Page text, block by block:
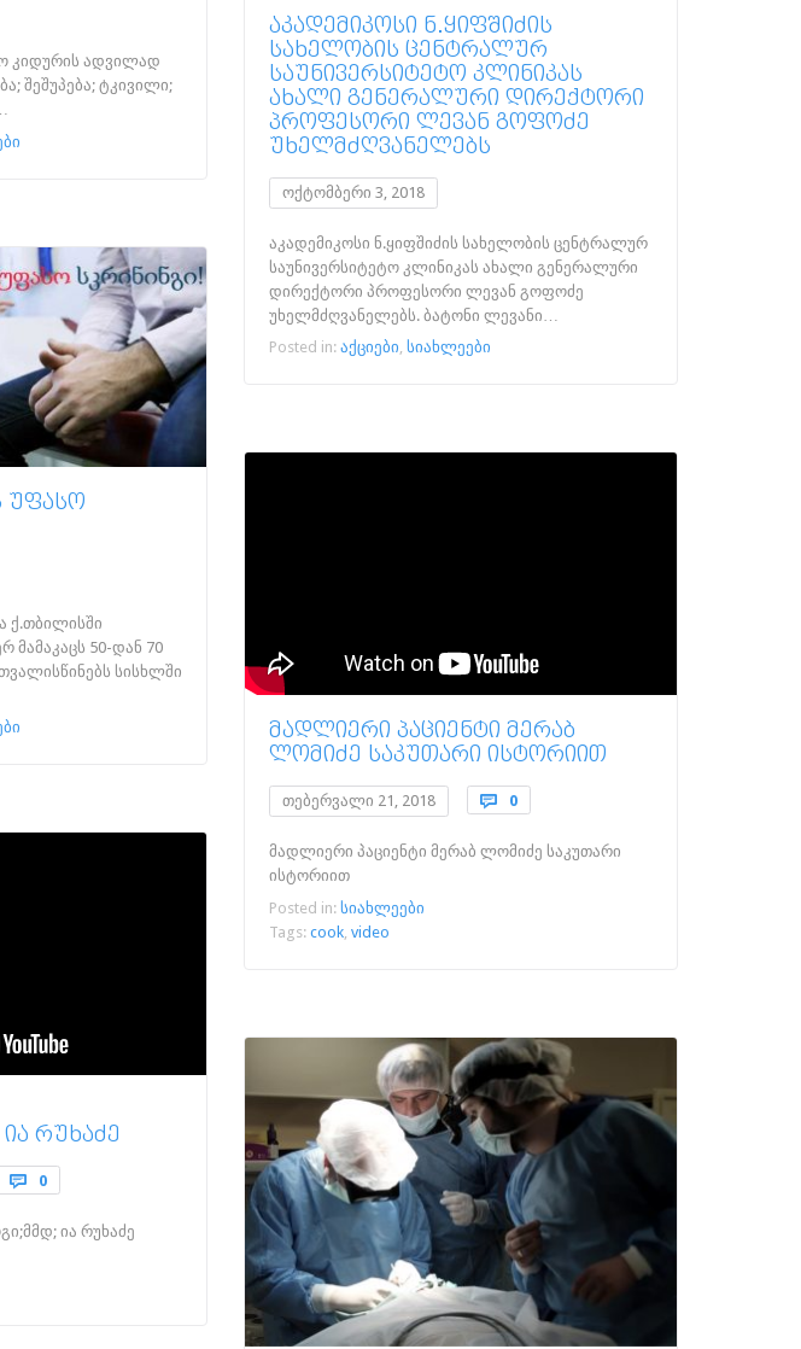
კიდურის ადვილად
შეშუპება; ტკივილი;
ᲐᲙᲐᲓᲔᲛᲘᲙᲝᲡᲘ Ნ.ᲧᲘᲤᲨᲘᲫᲘᲡ
ᲡᲐᲮᲔᲚᲝᲑᲘᲡ ᲪᲔᲜᲢᲠᲐᲚᲣᲠ
ᲡᲐᲣᲜᲘᲕᲔᲠᲡᲘᲢᲔᲢᲝ ᲙᲚᲘᲜᲘᲙᲐᲡ
ᲐᲮᲐᲚᲘ ᲒᲔᲜᲔᲠᲐᲚᲣᲠᲘ ᲓᲘᲠᲔᲥᲢᲝᲠᲘ
ᲞᲠᲝᲤᲔᲡᲝᲠᲘ ᲚᲔᲕᲐᲜ ᲒᲝᲤᲝᲫᲔ
ᲣᲮᲔᲚᲛᲫᲦᲕᲐᲜᲔᲚᲔᲑᲡ
ოქტომბერი 3, 2018
აკადემიკოსი ნ.ყიფშიძის სახელობის ცენტრალურ
საუნივერსიტეტო კლინიკას ახალი გენერალური
დირექტორი პროფესორი ლევან გოფოძე
უხელმძღვანელებს. ბატონი ლევანი…
Posted in: აქციები, სიახლეები
ᲣᲤᲐᲡᲝ
ქ.თბილისში
მამაკაცს 50-დან 70
სისხლში
ᲛᲐᲓᲚᲘᲔᲠᲘ ᲞᲐᲪᲘᲔᲜᲢᲘ ᲛᲔᲠᲐᲑ
ᲚᲝᲛᲘᲫᲔ ᲡᲐᲙᲣᲗᲐᲠᲘ ᲘᲡᲢᲝᲠᲘᲘᲗ
თებერვალი 21, 2018  0Comments
მადლიერი პაციენტი მერაბ ლომიძე საკუთარი
ისტორიით
Posted in: სიახლეები
Tags: cook video
ᲠᲣᲮᲐᲫᲔ
 0Comments
ია რუხაძე